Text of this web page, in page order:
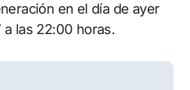
en el día de ayer
las 22:00 horas.